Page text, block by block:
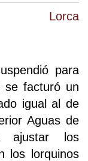
Lorca
para
se facturó un
igual al de
Aguas de
ajustar los
los lorquinos